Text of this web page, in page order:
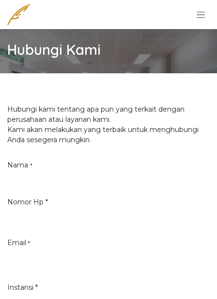
Skip to Content
Hubungi Kami
Hubungi kami tentang apa pun yang terkait dengan
perusahaan atau layanan kami.
Kami akan melakukan yang terbaik untuk menghubungi
Anda sesegera mungkin.
Nama *
Nomor Hp *
Email *
Instansi *